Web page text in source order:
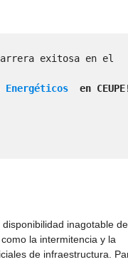
exitosa en el
Energéticos
en
inagotable de
la intermitencia y la
de infraestructura.